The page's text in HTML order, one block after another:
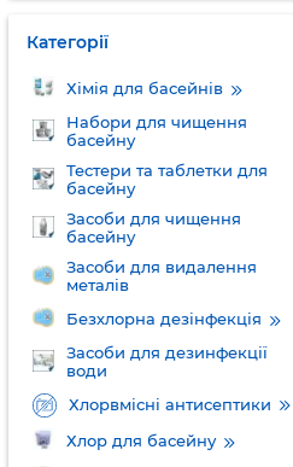
Категорії
Хімія для басейнів
Набори для чищення
басейну
Тестери та таблетки для
басейну
Засоби для чищення
басейну
Засоби для видалення
металів
Безхлорна дезінфекція
Засоби для дезинфекції
води
Хлорвмісні антисептики
Хлор для басейну